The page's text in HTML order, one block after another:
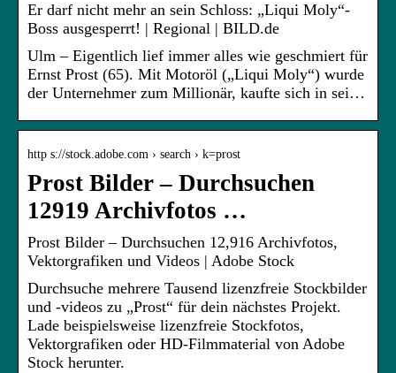
Er darf nicht mehr an sein Schloss: „Liqui Moly“-
Boss ausgesperrt! | Regional | BILD.de
Ulm – Eigentlich lief immer alles wie geschmiert für
Ernst Prost (65). Mit Motoröl („Liqui Moly“) wurde
der Unternehmer zum Millionär, kaufte sich in sei…
http s://stock.adobe.com › search › k=prost
Prost Bilder – Durchsuchen
12919 Archivfotos …
Prost Bilder – Durchsuchen 12,916 Archivfotos,
Vektorgrafiken und Videos | Adobe Stock
Durchsuche mehrere Tausend lizenzfreie Stockbilder
und -videos zu „Prost“ für dein nächstes Projekt.
Lade beispielsweise lizenzfreie Stockfotos,
Vektorgrafiken oder HD-Filmmaterial von Adobe
Stock herunter.